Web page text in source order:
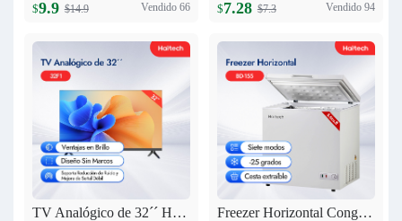
$9.9 $14.9 Vendido 66
TV Analógico de 32´´ Haitech-32F1
$7.28 $7.3 Vendido 94
Freezer Horizontal Congelador Nevera 5.6cu.ft (155L) BD-155